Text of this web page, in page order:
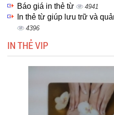
Báo giá in thẻ từ 4941
In thẻ từ giúp lưu trữ và
4396
IN THẺ VIP